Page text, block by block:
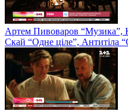
Артем Пивоваров
Скай “Одне ціле”, Антитіла